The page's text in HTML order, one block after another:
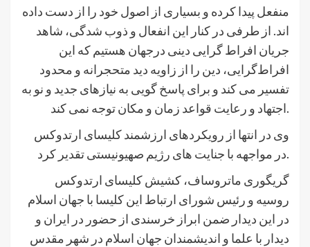
منفعل پیدا کرده و بسیاری از اصول خود را از دست داده
اند. از طرفی در کنار این انفعال و ذوب شدگی، شاهد
جریان افراط گرایی دینی درجهان هستیم که این
افراط‌گرایی، دین را از زاویه دید متحجرانه و محدود
تفسیر می کند و برای پاسخ گویی به نیازهای جدید و نو به
اجتهاد و رعایت قواعد زمان و مکان توجه نمی کند.
وی در انتها از رویکردهای ارزشمند کلیسای ارتدوکس
در مواجهه با جنایت های رژیم صهیونیستی تقدیر کرد.
گریگوری ماتروساف، کشیش کلیسای ارتدوکس
روسیه و رئیس شورای ارتباط این کلیسا با جهان اسلام
در این دیدار ضمن ابراز خرسندی از حضور در ایران و
دیدار با علما و اندیشمندان جهان اسلام در شهر مقدس